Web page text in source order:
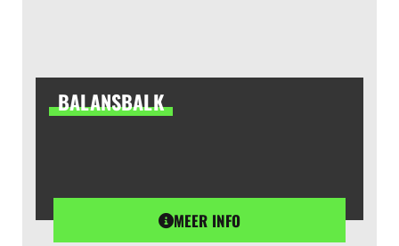
BALANSBALK
MEER INFO